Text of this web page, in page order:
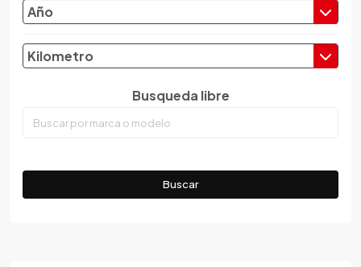
Piura
Puno
Tumbes
Año
Kilometro
Busqueda libre
Buscar